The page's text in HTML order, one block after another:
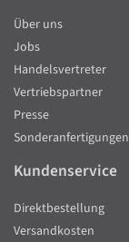
Über uns
Jobs
Handelsvertreter
Vertriebspartner
Presse
Sonderanfertigungen
Kundenservice
Direktbestellung
Versandkosten